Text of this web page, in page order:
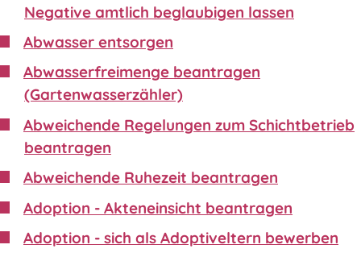
Negative amtlich beglaubigen lassen
Abwasser entsorgen
Abwasserfreimenge beantragen
(Gartenwasserzähler)
Abweichende Regelungen zum Schichtbetrieb
beantragen
Abweichende Ruhezeit beantragen
Adoption - Akteneinsicht beantragen
Adoption - sich als Adoptiveltern bewerben